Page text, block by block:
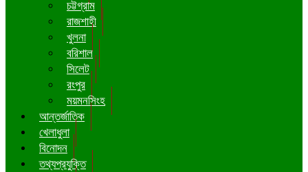
চট্টগ্রাম
রাজশাহী
খুলনা
বরিশাল
সিলেট
রংপুর
ময়মনসিংহ
আন্তর্জাতিক
খেলাধুলা
বিনোদন
তথ্যপ্রযুক্তি